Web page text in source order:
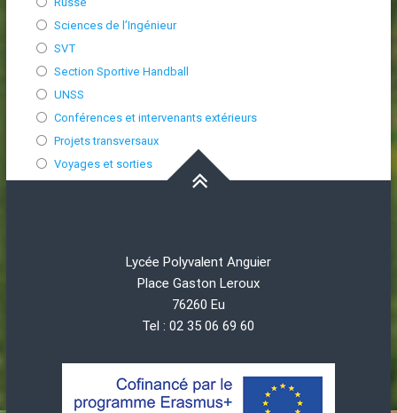
Sciences de l’Ingénieur
SVT
Section Sportive Handball
UNSS
Conférences et intervenants extérieurs
Projets transversaux
Voyages et sorties
Lycée Polyvalent Anguier
Place Gaston Leroux
76260 Eu
Tel : 02 35 06 69 60